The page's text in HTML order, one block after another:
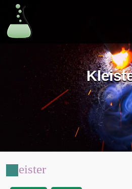
Kleister